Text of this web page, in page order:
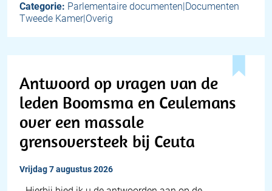
Categorie: Parlementaire documenten|Documenten
Tweede Kamer|Overig
Antwoord op vragen van de
leden Boomsma en Ceulemans
over een massale
grensoversteek bij Ceuta
vrijdag 7 augustus 2026